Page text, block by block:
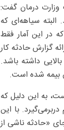
وزارت درمان گفت:
سیاهه‌ای که
در این آمار فقط
گزارش حادثه کار
داشته باشد.
بیمه شده است.
به این دلیل که
با این
«حادثه ناشی از